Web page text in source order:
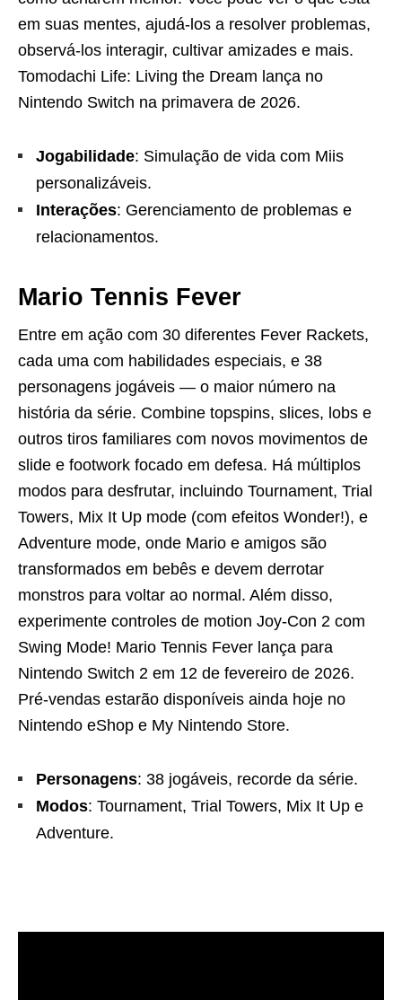
em suas mentes, ajudá-los a resolver problemas,
observá-los interagir, cultivar amizades e mais.
Tomodachi Life: Living the Dream lança no
Nintendo Switch na primavera de 2026.
Jogabilidade: Simulação de vida com Miis
personalizáveis.
Interações: Gerenciamento de problemas e
relacionamentos.
Mario Tennis Fever
Entre em ação com 30 diferentes Fever Rackets,
cada uma com habilidades especiais, e 38
personagens jogáveis — o maior número na
história da série. Combine topspins, slices, lobs e
outros tiros familiares com novos movimentos de
slide e footwork focado em defesa. Há múltiplos
modos para desfrutar, incluindo Tournament, Trial
Towers, Mix It Up mode (com efeitos Wonder!), e
Adventure mode, onde Mario e amigos são
transformados em bebês e devem derrotar
monstros para voltar ao normal. Além disso,
experimente controles de motion Joy-Con 2 com
Swing Mode! Mario Tennis Fever lança para
Nintendo Switch 2 em 12 de fevereiro de 2026.
Pré-vendas estarão disponíveis ainda hoje no
Nintendo eShop e My Nintendo Store.
Personagens: 38 jogáveis, recorde da série.
Modos: Tournament, Trial Towers, Mix It Up e
Adventure.